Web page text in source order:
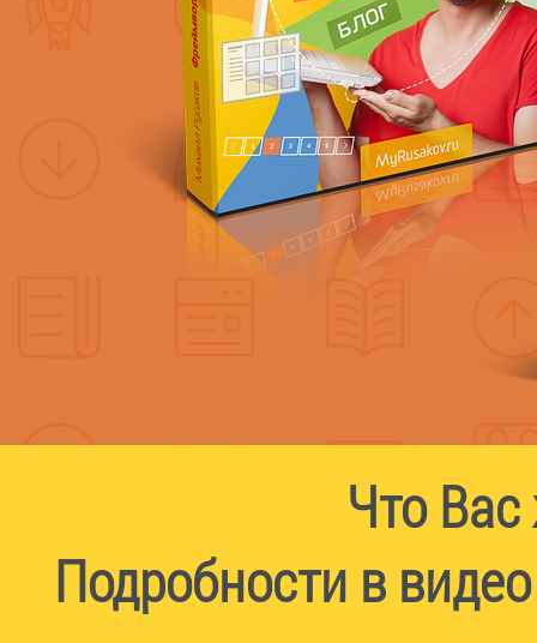
Что Вас
Подробности в